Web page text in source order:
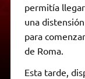
permitía
una
para
de Roma.
Esta tarde,